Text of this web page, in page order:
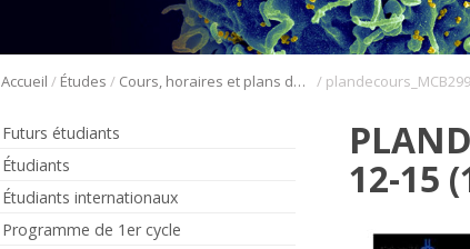
Accueil / Études / Cours, horaires et plans de cours /
Futurs étudiants
Étudiants
Étudiants internationaux
Programme de 1er cycle
12-15